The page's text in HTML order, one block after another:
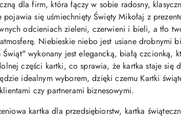
dla firm, która łączy w sobie radosny,
się uśmiechnięty Święty Mikołaj z
odcieniach zieleni, czerwieni i bieli, a tło
Niebieskie niebo jest usiane drobnymi
wykonany jest elegancką, białą czcionką,
części kartki, co sprawia, że kartka staje się
idealnym wyborem, dzięki czemu Kartki
czy partnerami biznesowymi.
kartka dla przedsiębiorstw, kartka